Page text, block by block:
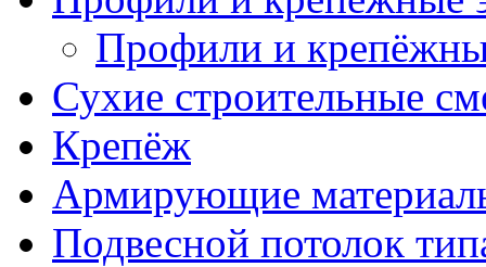
Профили и
Сухие строительные
Крепёж
Армирующие
Подвесной потолок